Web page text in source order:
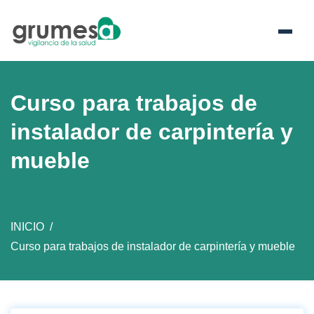
content
GRUMESA
Servicio de Prevención de Riesgos Laborales en València
Curso para trabajos de
instalador de carpintería y
mueble
INICIO
Curso para trabajos de instalador de carpintería y mueble